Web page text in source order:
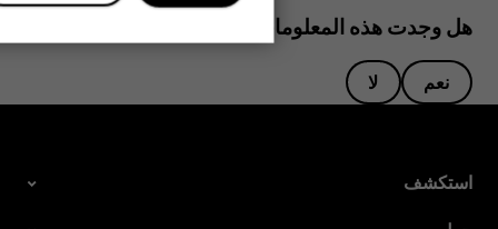
هل وجدت هذه المعلومات مفيدة؟
نعم لا
استكشف